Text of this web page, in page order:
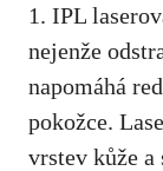
1. IPL
nejenže
napomáhá
pokožce.
‍vrstev kůže⁣